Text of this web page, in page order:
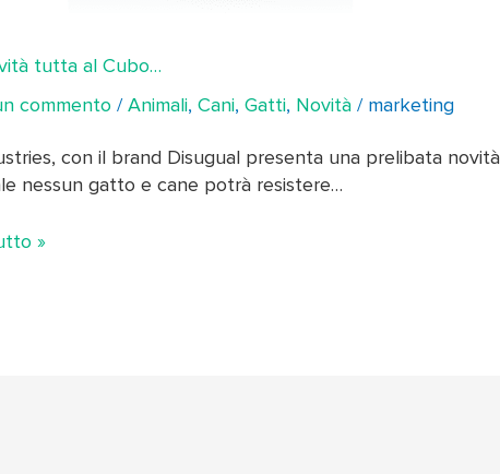
tutta al Cubo…
commento /Animali,Cani,Gatti, Novità / marketing
con il brand Disugual presenta una prelibata novità
nessun gatto e cane potrà resistere…
»